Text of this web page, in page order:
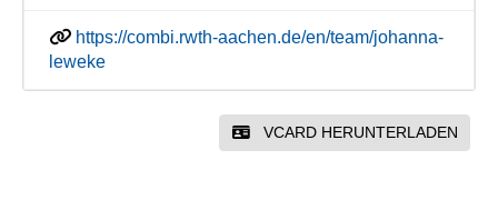
https://combi.rwth-aachen.de/en/team/johanna-
leweke
VCARD HERUNTERLADEN